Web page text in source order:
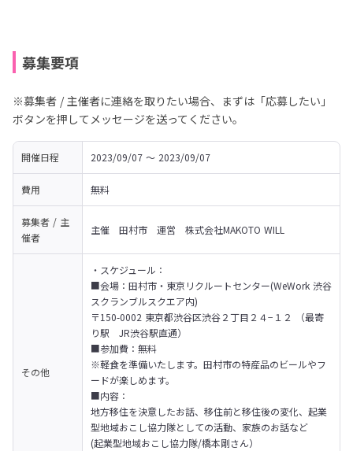
募集要項
※募集者 / 主催者に連絡を取りたい場合、まずは「応募したい」
ボタンを押してメッセージを送ってください。
開催日程 2023/09/07 〜 2023/09/07
費用 無料
募集者 / 主
催者
主催　田村市　運営　株式会社MAKOTO WILL
その他
・スケジュール：
■会場：田村市・東京リクルートセンター(WeWork 渋谷
スクランブルスクエア内)
〒150-0002 東京都渋谷区渋谷２丁目２４−１２ （最寄
り駅　JR渋谷駅直通）
■参加費：無料
※軽食を準備いたします。田村市の特産品のビールやフ
ードが楽しめます。
■内容：
地方移住を決意したお話、移住前と移住後の変化、起業
型地域おこし協力隊としての活動、家族のお話など
(起業型地域おこし協力隊/橋本剛さん）